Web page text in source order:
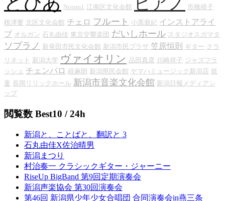
Noism1 江南区文化会館 市橋靖子
根津要 北区文化会館 チェロ フルート 小黒亜紀 インストアライ
ブ オルガン 石丸由佳 東京交響楽団 だいしホール スタジオスガマタ
ソプラノ 新発田市民文化会館 新潟市民プラザ 笠原恒則 ギター クラ
リネット 新潟大学 ヴァイオリン 品田真彦 川崎祥子 ジャズフラ
ッシュ チェンバロ 経麻朗 新潟県民会館 ヤマハミュージック新潟店 鼓
童 長岡リリックホール 新潟市音楽文化会館 新潟日報メディアシ
ップ
閲覧数 Best10 / 24h
新潟と、ことばと、翻訳と 3
石丸由佳X佐治晴男
新潟まつり
村治奏一 クラシックギター・ジャーニー
RiseUp BigBand 第9回定期演奏会
新潟声楽協会 第30回演奏会
第46回 新潟県少年少女合唱団 合同演奏会in燕三条